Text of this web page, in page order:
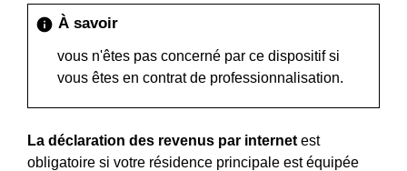
info À savoir
vous n'êtes pas concerné par ce dispositif si
vous êtes en contrat de professionnalisation.
La déclaration des revenus par internet est
obligatoire si votre résidence principale est équipée